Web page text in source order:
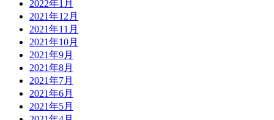
2022年1月
2021年12月
2021年11月
2021年10月
2021年9月
2021年8月
2021年7月
2021年6月
2021年5月